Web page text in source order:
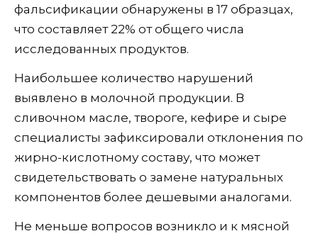
фальсификации обнаружены в 17 образцах,
что составляет 22% от общего числа
исследованных продуктов.
Наибольшее количество нарушений
выявлено в молочной продукции. В
сливочном масле, твороге, кефире и сыре
специалисты зафиксировали отклонения по
жирно-кислотному составу, что может
свидетельствовать о замене натуральных
компонентов более дешевыми аналогами.
Не меньше вопросов возникло и к мясной